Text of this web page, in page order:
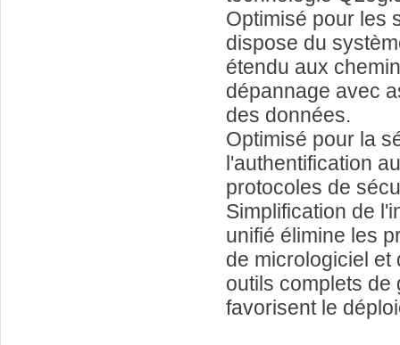
Optimisé pour les
dispose du
étendu aux
dépannage avec
des données.
Optimisé pour la
l'authentification
protocoles de
Simplification de
unifié élimine les
de micrologiciel et
outils complets de
favorisent le